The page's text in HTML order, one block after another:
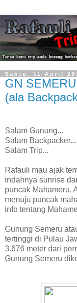
Sabtu, 11 April
GN
(ala
Salam Gunung...
Salam Backpacker...
Salam Trip...
Rafauli mau ajak
indahnya sunrise
puncak Mahameru,
menuju puncak
info tentang
Gunung Semeru
tertinggi di Pulau
3.676 meter dari
Gunung Semeru